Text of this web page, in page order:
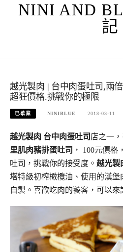
NINI AND
記
越光製肉 | 台中肉蛋吐司,兩
超狂價格.挑戰你的極限
已歇業 NINIBLUE 2018-03-11
越光製肉 台中肉蛋吐司 店之一
里肌肉豬排蛋吐司 ， 100元價
吐司，挑戰你的接受度。 越光製
塔特級初榨橄欖油、使用的漢
自製。喜歡吃肉的饕客，可以來